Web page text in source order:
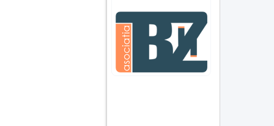
agresiva, orice
greseala era taxata cu
o palma sau pedepse.
De 4 ani am o relatie
serioasa cu un barbat